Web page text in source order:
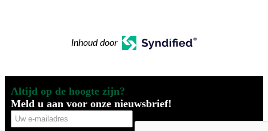
Inhoud door
Altijd op de hoogte zijn?
Meld u aan voor onze nieuwsbrief!
Uw
e-